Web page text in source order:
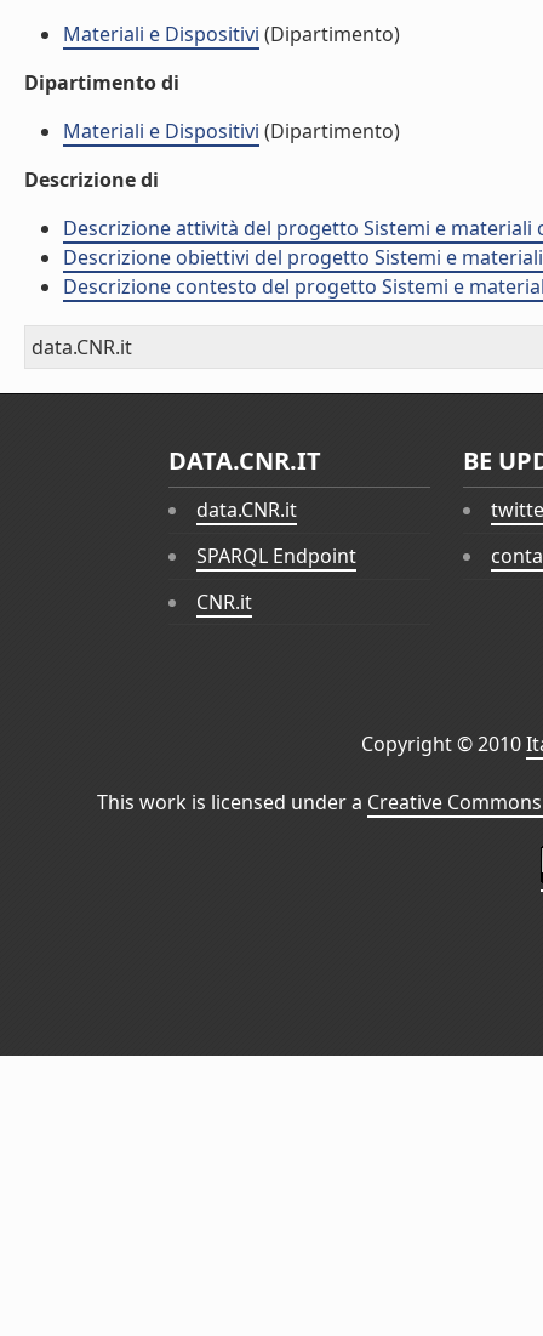
Materiali e Dispositivi (Dipartimento)
Dipartimento di
Materiali e Dispositivi (Dipartimento)
Descrizione di
Descrizione attività del progetto Sistemi e materiali
Descrizione obiettivi del progetto Sistemi e
Descrizione contesto del progetto Sistemi e
data.CNR.it
DATA.CNR.IT
data.CNR.it
SPARQL Endpoint
CNR.it
BE
Copyright © 2010
This work is licensed under a Creative